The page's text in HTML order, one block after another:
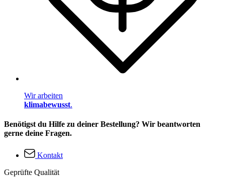
Wir arbeiten
klimabewusst.
Benötigst du Hilfe zu deiner Bestellung? Wir beantworten
gerne deine Fragen.
Kontakt
Geprüfte Qualität